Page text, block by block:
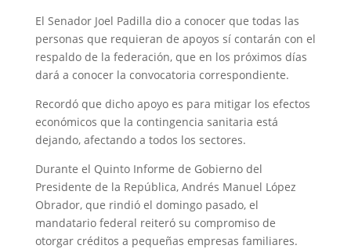
El Senador Joel Padilla dio a conocer que todas las
personas que requieran de apoyos sí contarán con el
respaldo de la federación, que en los próximos días
dará a conocer la convocatoria correspondiente.
Recordó que dicho apoyo es para mitigar los efectos
económicos que la contingencia sanitaria está
dejando, afectando a todos los sectores.
Durante el Quinto Informe de Gobierno del
Presidente de la República, Andrés Manuel López
Obrador, que rindió el domingo pasado, el
mandatario federal reiteró su compromiso de
otorgar créditos a pequeñas empresas familiares.